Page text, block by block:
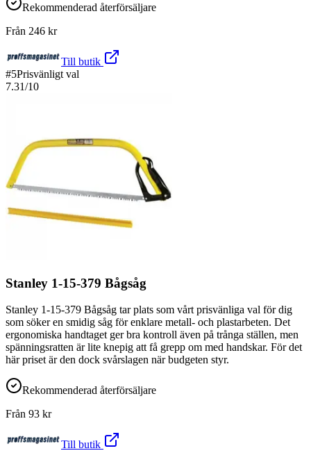
Rekommenderad återförsäljare
Från 246 kr
Till butik
#5Prisvänligt val
7.31/10
Stanley 1-15-379 Bågsåg
Stanley 1-15-379 Bågsåg tar plats som vårt prisvänliga val för dig
som söker en smidig såg för enklare metall- och plastarbeten. Det
ergonomiska handtaget ger bra kontroll även på trånga ställen, men
spänningsratten är lite knepig att få grepp om med handskar. För det
här priset är den dock svårslagen när budgeten styr.
Rekommenderad återförsäljare
Från 93 kr
Till butik